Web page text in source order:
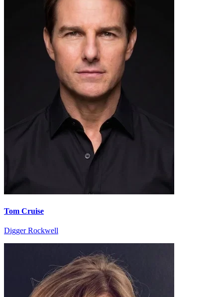
Tom Cruise
Digger Rockwell